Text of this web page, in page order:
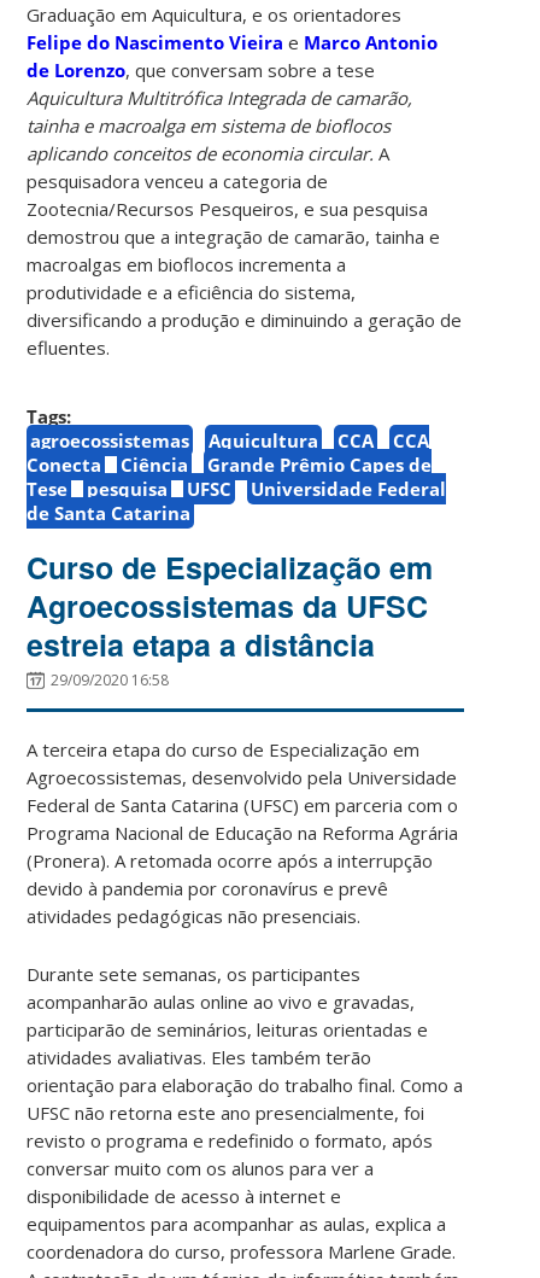
Graduação em Aquicultura, e os orientadores
Felipe do Nascimento Vieira e Marco Antonio
de Lorenzo, que conversam sobre a tese
Aquicultura Multitrófica Integrada de camarão,
tainha e macroalga em sistema de bioflocos
aplicando conceitos de economia circular.A
pesquisadora venceu a categoria de
Zootecnia/Recursos Pesqueiros, e sua pesquisa
demostrou que a integração de camarão, tainha e
macroalgas em bioflocos incrementa a
produtividade e a eficiência do sistema,
diversificando a produção e diminuindo a geração de
efluentes.
Tags:
agroecossistemas
Aquicultura CCA
CCA
Conecta
Ciência
Grande Prêmio Capes de
Tese
pesquisa UFSC
Universidade Federal
de Santa Catarina
Curso de Especialização em
Agroecossistemas da UFSC
estreia etapa a distância
29/09/2020 16:58
A terceira etapa do curso de Especialização em
Agroecossistemas, desenvolvido pela Universidade
Federal de Santa Catarina (UFSC) em parceria com o
Programa Nacional de Educação na Reforma Agrária
(Pronera). A retomada ocorre após a interrupção
devido à pandemia por coronavírus e prevê
atividades pedagógicas não presenciais.
Durante sete semanas, os participantes
acompanharão aulas online ao vivo e gravadas,
participarão de seminários, leituras orientadas e
atividades avaliativas. Eles também terão
orientação para elaboração do trabalho final. Como a
UFSC não retorna este ano presencialmente, foi
revisto o programa e redefinido o formato, após
conversar muito com os alunos para ver a
disponibilidade de acesso à internet e
equipamentos para acompanhar as aulas, explica a
coordenadora do curso, professora Marlene Grade.